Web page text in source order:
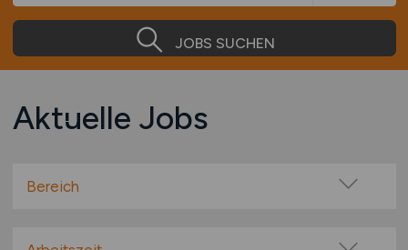
JOBS SUCHEN
Aktuelle Jobs
Bereich